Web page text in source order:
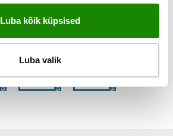
Luba kõik küpsised
Luba valik
FUNKTSIOONID